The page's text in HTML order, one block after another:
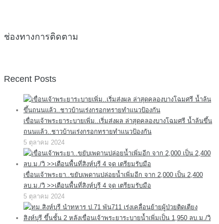
ช่องทางการติดตาม
Recent Posts
เขื่อนเจ้าพระยาระบายเพิ่ม..เริ่มส่งผล ล่าสุดคลองบางโฉมศรี น้ำล้นขึ้น
ถนนแล้ว..ชาวบ้านเร่งกรอกทรายทำแนวป้องกัน
5 ตุลาคม 2024
เขื่อนเจ้าพระยา..ขยับเพดานปล่อยน้ำเพิ่มอีก จาก 2,000 เป็น 2,400
ลบ.ม./วิ >>เตือนพื้นที่สิงห์บุรี 4 จุด เตรียมรับมือ
5 ตุลาคม 2024